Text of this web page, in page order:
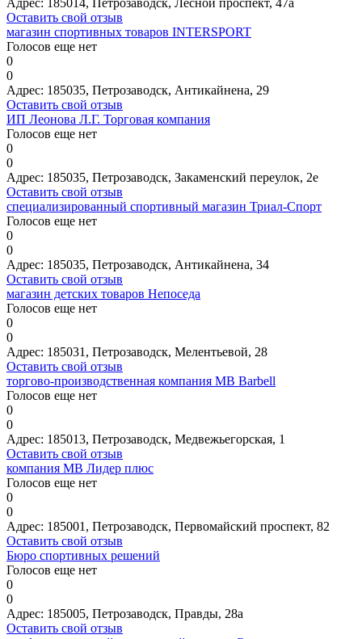
Оставить свой отзыв
магазин спортивных товаров INTERSPORT
Голосов еще нет
0
0
Адрес: 185035, Петрозаводск, Антикайнена, 29
Оставить свой отзыв
ИП Леонова Л.Г. Торговая компания
Голосов еще нет
0
0
Адрес: 185035, Петрозаводск, Закаменский переулок, 2е
Оставить свой отзыв
специализированный спортивный магазин Триал-Спорт
Голосов еще нет
0
0
Адрес: 185035, Петрозаводск, Антикайнена, 34
Оставить свой отзыв
магазин детских товаров Непоседа
Голосов еще нет
0
0
Адрес: 185031, Петрозаводск, Мелентьевой, 28
Оставить свой отзыв
торгово-производственная компания MB Barbell
Голосов еще нет
0
0
Адрес: 185013, Петрозаводск, Медвежьегорская, 1
Оставить свой отзыв
компания МВ Лидер плюс
Голосов еще нет
0
0
Адрес: 185001, Петрозаводск, Первомайский проспект, 82
Оставить свой отзыв
Бюро спортивных решений
Голосов еще нет
0
0
Адрес: 185005, Петрозаводск, Правды, 28а
Оставить свой отзыв